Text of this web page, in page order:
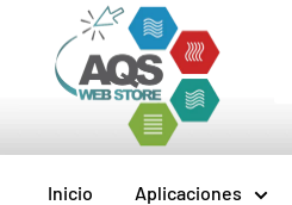
directamente
Web
Store
Inicio Aplicaciones